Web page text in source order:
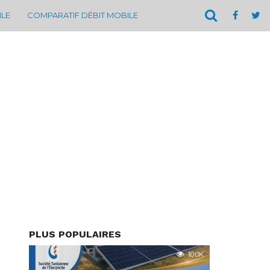
COMPARATIF DÉBIT MOBILE
PLUS POPULAIRES
10.0K